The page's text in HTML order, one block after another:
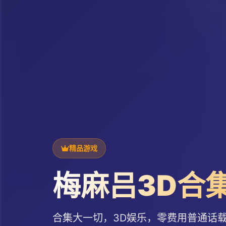
精品游戏
梅麻吕3D合
合集大一切，3D娱乐，零费用普通话